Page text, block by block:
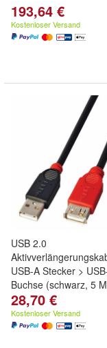
193,64 €
Kostenloser Versand
USB 2.0
USB-A Stecker >
Buchse (schwarz, 5
28,70 €
Kostenloser Versand